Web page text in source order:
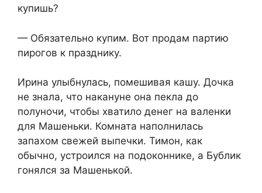
купишь?
— Обязательно купим. Вот продам партию
пирогов к празднику.
Ирина улыбнулась, помешивая кашу. Дочка
не знала, что накануне она пекла до
полуночи, чтобы хватило денег на валенки
для Машеньки. Комната наполнилась
запахом свежей выпечки. Тимон, как
обычно, устроился на подоконнике, а Бублик
гонялся за Машенькой.